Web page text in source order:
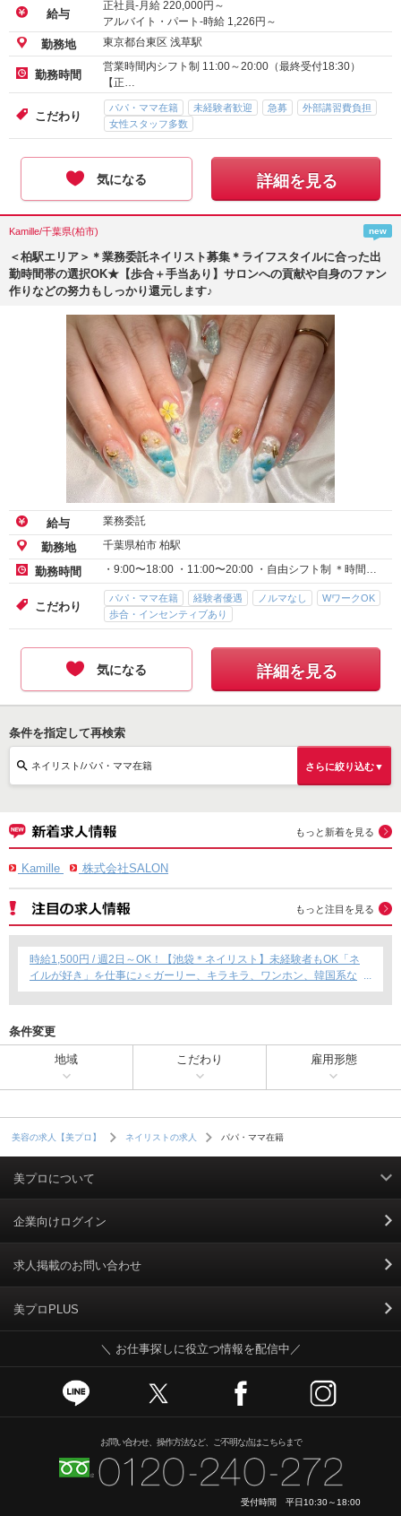
給与
正社員-月給 220,000円～
アルバイト・パート-時給 1,226 円～
勤務地 東京都台東区 浅草駅
勤務時間
営業時間内シフト制 11:00～20:00（最終受付18:30）
【正…
こだわり
パパ・ママ在籍 未経験者歓迎 急募
外部講習費負担
女性スタッフ多数
気になる 詳細を見る
Kamille/千葉県(柏市) new
＜柏駅エリア＞＊業務委託ネイリスト募集＊ライフスタイルに合った出
勤時間帯の選択OK★【歩合＋手当あり】サロンへの貢献や自身のファン
作りなどの努力もしっかり還元します♪
給与 業務委託
勤務地 千葉県柏市 柏駅
勤務時間 ・9:00〜18:00 ・11:00〜20:00 ・自由シフト制 ＊時間…
こだわり
パパ・ママ在籍 経験者優遇 ノルマなし
WワークOK
歩合・インセンティブあり
気になる 詳細を見る
条件を指定して再検索
ネイリスト/パパ・ママ在籍 さらに絞り込む▼
もっと新着を見る
Kamille 株式会社SALON
もっと注目を見る
時給1,500円 / 週2日～OK！【池袋＊ネイリスト】未経験者もOK「ネ
イルが好き」を仕事に♪＜ガーリー、キラキラ、ワンホン、韓国系な
ど幅広く提案できます！＞
条件変更
地域 こだわり 雇用形態
美容の求人【美プロ】 ネイリストの求人 パパ・ママ在籍
美プロについて
利用規約
掲載規約
個人情報保護ポリシー
個人情報のお取り扱いについて
Cookieポリシー
企業向けログイン
求人掲載のお問い合わせ
美プロPLUS
＼ お仕事探しに役立つ情報を配信中／
お問い合わせ、操作方法など、ご不明な点はこちらまで
受付時間 平日10:30～18:00